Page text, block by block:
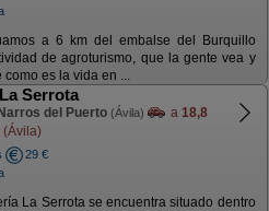
a 6 km del embalse del Burquillo
de agroturismo, que la gente vea y
es la vida en ...
Serrota
Narros del Puerto (Ávila) a 18,8
(Ávila)
29 €
La Serrota se encuentra situado dentro